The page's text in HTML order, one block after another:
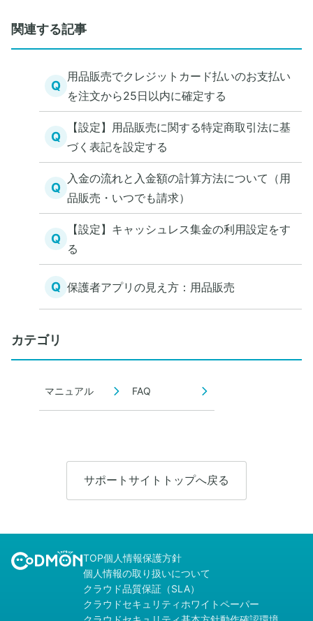
関連する記事
Q
用品販売でクレジットカード払いのお支払い
を注文から25日以内に確定する
Q
【設定】用品販売に関する特定商取引法に基
づく表記を設定する
Q
入金の流れと入金額の計算方法について（用
品販売・いつでも請求）
Q
【設定】キャッシュレス集金の利用設定をす
る
Q 保護者アプリの見え方：用品販売
カテゴリ
マニュアル FAQ
サポートサイトトップへ戻る
TOP個人情報保護方針
個人情報の取り扱いについて
クラウド品質保証（SLA）
クラウドセキュリティホワイトペーパー